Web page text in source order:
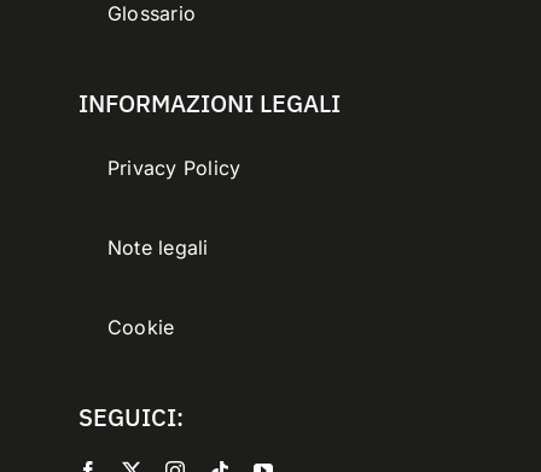
Glossario
INFORMAZIONI LEGALI
Privacy Policy
Note legali
Cookie
SEGUICI: